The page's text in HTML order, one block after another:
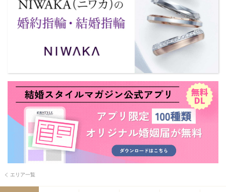
エリア一覧